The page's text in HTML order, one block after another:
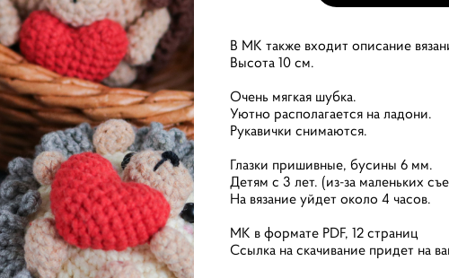
В МК также входит описание
Высота 10 см.
Очень мягкая шубка.
Уютно располагается на ладони.
Рукавички снимаются.
Глазки пришивные, бусины 6 мм.
Детям с 3 лет. (из-за маленьких
На вязание уйдет около 4 часов.
МК в формате PDF, 12 страниц
Ссылка на скачивание придет на